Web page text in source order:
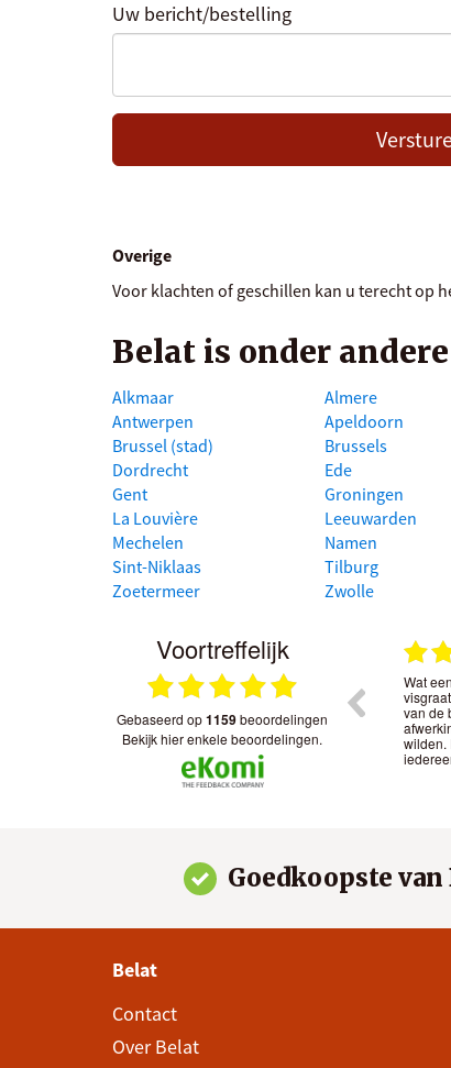
Uw bericht/bestelling
Overige
Voor klachten of geschillen kan u terecht op
Belat is onder
Alkmaar Almere
Antwerpen
Apeldoorn
Brussel (stad)
Brussels
Dordrecht
Ede
Gent
Groningen
La Louvière
Leeuwarden
Mechelen
Namen
Sint-Niklaas
Tilburg
Zoetermeer
Zwolle
Voortreffelijk
gebaseerd op1159beoordelingen
bekijk hier enkele beoordelingen.
Uitstekend geholpen in de showroom bij de
keuze voor lamelparket. Omdat we
vloerverwarming hebben, wilden we zeker
weten dat het hout niet zou gaan werken.
Eerlijk en technisch advies gekregen, de
vloer ligt nu perfect.
Wat
van de
wilden.
Goedkoopste
Belat
Contact
Over Belat